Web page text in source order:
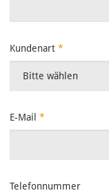
Kundenart *
E-Mail *
Telefonnummer